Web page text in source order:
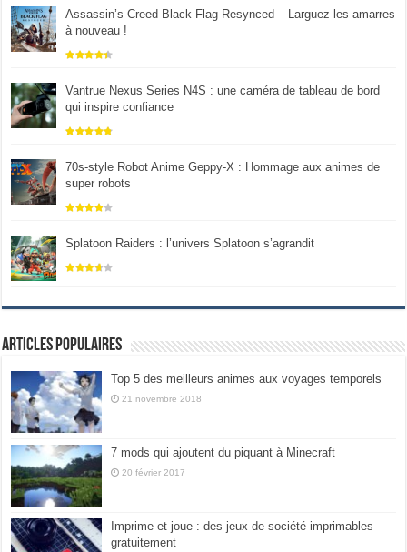
Assassin’s Creed Black Flag Resynced – Larguez les amarres
à nouveau !
Vantrue Nexus Series N4S : une caméra de tableau de bord
qui inspire confiance
70s-style Robot Anime Geppy-X : Hommage aux animes de
super robots
Splatoon Raiders : l’univers Splatoon s’agrandit
Articles populaires
Top 5 des meilleurs animes aux voyages temporels
21 novembre 2018
7 mods qui ajoutent du piquant à Minecraft
20 février 2017
Imprime et joue : des jeux de société imprimables
gratuitement